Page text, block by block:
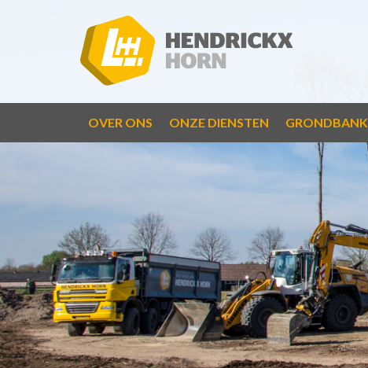
OVER ONS ONZE DIENSTEN GRONDBANK